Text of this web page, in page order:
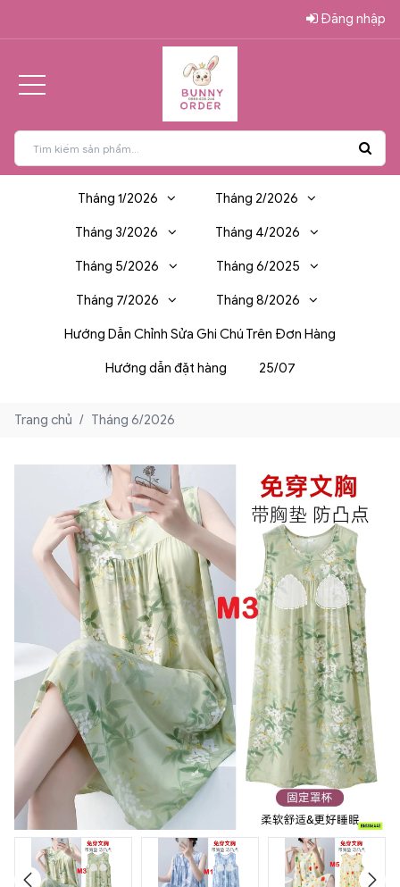
Đăng nhập
Tháng 1/2026 Tháng 2/2026
Tháng 3/2026 Tháng 4/2026
Tháng 5/2026 Tháng 6/2025
Tháng 7/2026 Tháng 8/2026
Hướng Dẫn Chỉnh Sửa Ghi Chú Trên Đơn Hàng
Hướng dẫn đặt hàng 25/07
Trang chủ / Tháng 6/2026